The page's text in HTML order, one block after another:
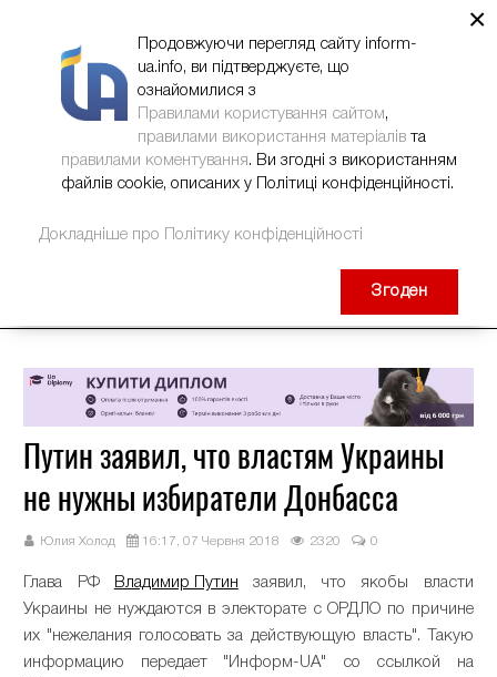
Путин заявил, что властям Украины
не нужны избиратели Донбасса
Юлия Холод 16:17, 07 Червня 2018 2320 0
Глава РФ Владимир Путин заявил, что якобы власти
Украины не нуждаются в электорате с ОРДЛО по причине
их "нежелания голосовать за действующую власть". Такую
информацию передает "Информ-UA" со ссылкой на
×
Продовжуючи перегляд сайту inform-
ua.info, ви підтверджуєте, що
ознайомилися з
Правилами користування сайтом,
правилами використання матеріалів та
правилами коментування. Ви згодні з використанням
файлів cookie, описаних у Політиці конфіденційності.
Докладніше про Політику конфіденційності
Згоден